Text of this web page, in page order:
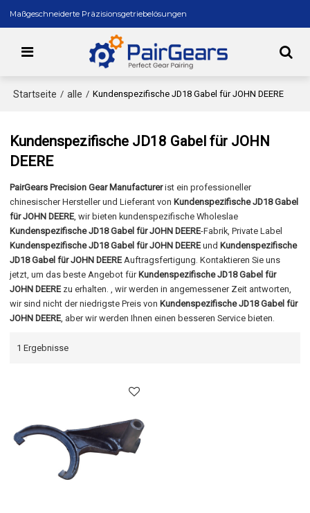
Maßgeschneiderte Präzisionsgetriebelösungen
Startseite / alle / Kundenspezifische JD18 Gabel für JOHN DEERE
Kundenspezifische JD18 Gabel für JOHN
DEERE
PairGears Precision Gear Manufacturerist ein professioneller
chinesischer Hersteller und Lieferant von Kundenspezifische JD18 Gabel
für JOHN DEERE, wir bieten kundenspezifische Wholeslae
Kundenspezifische JD18 Gabel für JOHN DEERE-Fabrik, Private Label
Kundenspezifische JD18 Gabel für JOHN DEERE und Kundenspezifische
JD18 Gabel für JOHN DEERE Auftragsfertigung. Kontaktieren Sie uns
jetzt, um das beste Angebot für Kundenspezifische JD18 Gabel für
JOHN DEERE zu erhalten. , wir werden in angemessener Zeit antworten,
wir sind nicht der niedrigste Preis von Kundenspezifische JD18 Gabel für
JOHN DEERE, aber wir werden Ihnen einen besseren Service bieten.
1 Ergebnisse